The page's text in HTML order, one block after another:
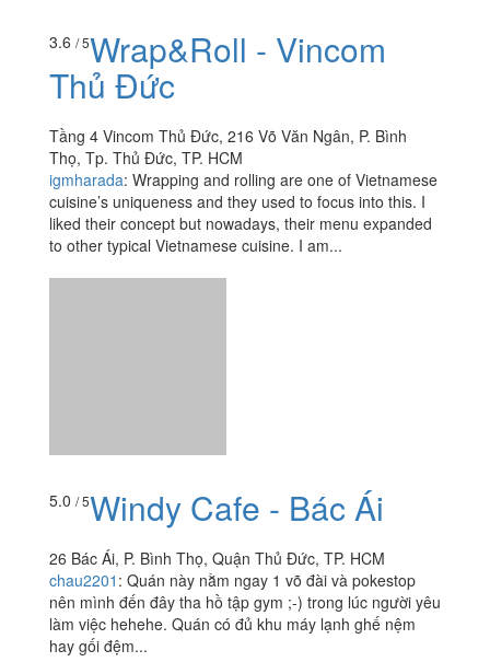
quán này cafe không ngon. Xin hết
3.6/ 5 Wrap&Roll - Vincom
Thủ Đức
Tầng 4 Vincom Thủ Đức, 216 Võ Văn Ngân, P. Bình
Thọ, Tp. Thủ Đức, TP. HCM
chau2201: Quán này nằm ngay 1 võ đài và pokestop
nên mình đến đây tha hồ tập gym ;-) trong lúc người yêu
làm việc hehehe. Quán có đủ khu máy lạnh ghế nệm
hay gối đệm...